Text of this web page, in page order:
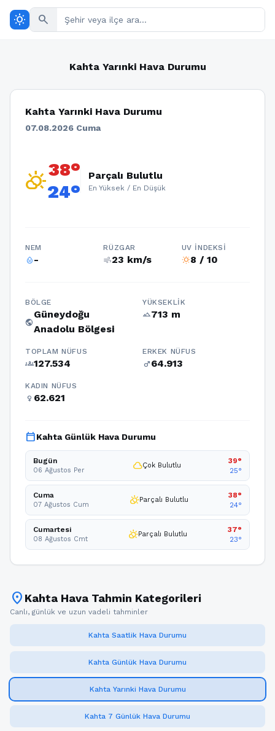
wb_sunny search
Kahta Yarınki Hava Durumu
Kahta Yarınki Hava Durumu
07.08.2026 Cuma
partly_cloudy_day38°
24°
Parçalı Bulutlu
En Yüksek / En Düşük
NEM
humidity_percentage-
RÜZGAR
air23 km/s
UV İNDEKSI
wb_sunny8 / 10
BÖLGE
public
Güneydoğu
Anadolu Bölgesi
YÜKSEKLIK
terrain713 m
TOPLAM NÜFUS
groups127.534
ERKEK NÜFUS
male64.913
KADIN NÜFUS
female 62.621
calendar_todayKahta Günlük Hava Durumu
Bugün
06 Ağustos Per cloudÇok Bulutlu
39°
25°
Cuma
07 Ağustos Cum partly_cloudy_dayParçalı Bulutlu
38°
24°
Cumartesi
08 Ağustos Cmt partly_cloudy_dayParçalı Bulutlu
37°
23°
location_on Kahta Hava Tahmin Kategorileri
Canlı, günlük ve uzun vadeli tahminler
Kahta Saatlik Hava Durumu
Kahta Günlük Hava Durumu
Kahta Yarınki Hava Durumu
Kahta 7 Günlük Hava Durumu